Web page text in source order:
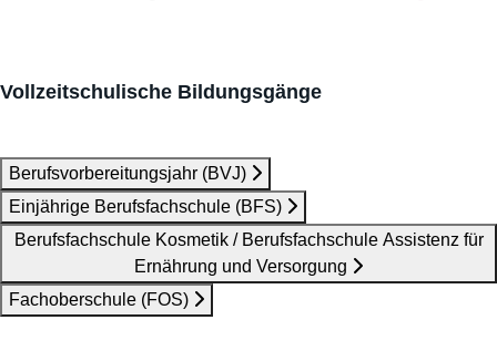
Vollzeitschulische Bildungsgänge
Berufsvorbereitungsjahr (BVJ)
Einjährige Berufsfachschule (BFS)
Berufsfachschule Kosmetik / Berufsfachschule Assistenz für
Ernährung und Versorgung
Fachoberschule (FOS)